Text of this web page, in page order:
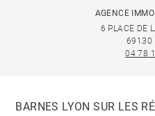
AGENCE
6 PLACE DE
69130
04 78
BARNES LYON SUR LES